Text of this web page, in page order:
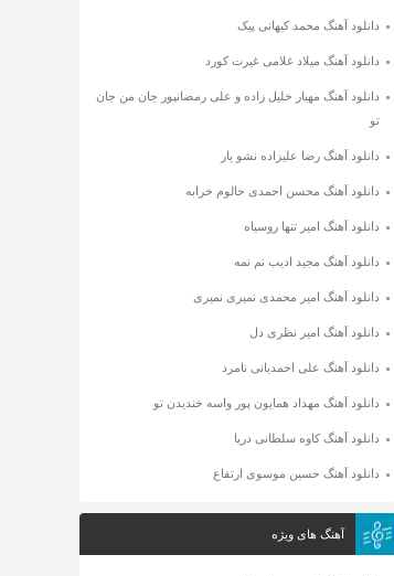
دانلود آهنگ محمد کیهانی پیک
دانلود آهنگ میلاد غلامی غیرت کورد
دانلود آهنگ مهیار خلیل زاده و علی رمضانپور جان من جان
تو
دانلود آهنگ رضا علیزاده نشو یار
دانلود آهنگ محسن احمدی حالوم خرابه
دانلود آهنگ امیر تنها روسیاه
دانلود آهنگ مجید ادیب نم نمه
دانلود آهنگ امیر محمدی نمیری نمیری
دانلود آهنگ امیر نظری دل
دانلود آهنگ علی احمدیانی نامرد
دانلود آهنگ مهداد همایون پور واسه خندیدن تو
دانلود آهنگ کاوه سلطانی دریا
دانلود آهنگ حسین موسوی ارتفاع
آهنگ های ویژه